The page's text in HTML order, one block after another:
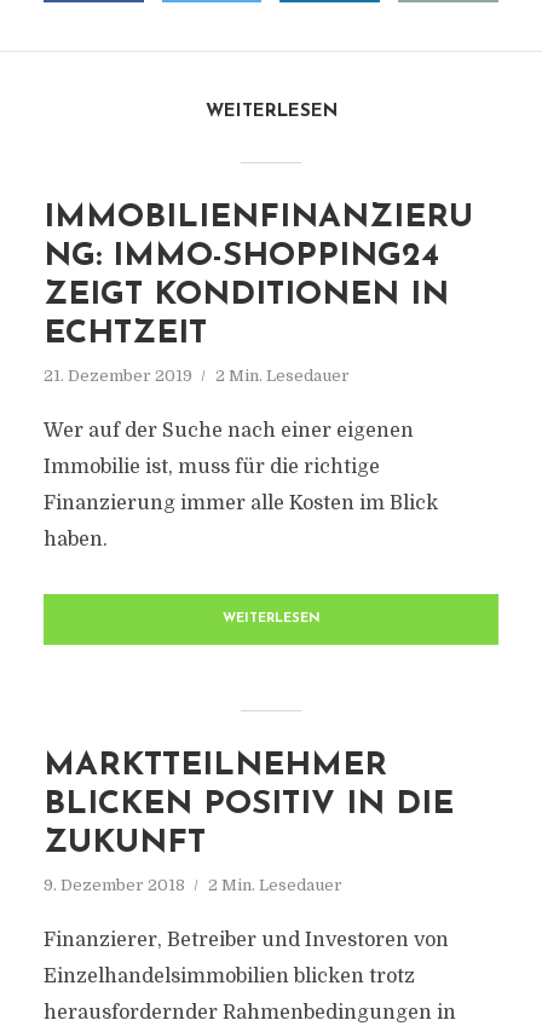
WEITERLESEN
IMMOBILIENFINANZIERU
NG: IMMO-SHOPPING24
ZEIGT KONDITIONEN IN
ECHTZEIT
21. Dezember 2019 2 Min. Lesedauer
Wer auf der Suche nach einer eigenen
Immobilie ist, muss für die richtige
Finanzierung immer alle Kosten im Blick
haben.
WEITERLESEN
MARKTTEILNEHMER
BLICKEN POSITIV IN DIE
ZUKUNFT
9. Dezember 2018 2 Min. Lesedauer
Finanzierer, Betreiber und Investoren von
Einzelhandelsimmobilien blicken trotz
herausfordernder Rahmenbedingungen in